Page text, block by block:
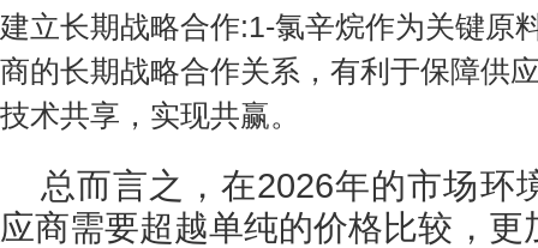
建立长期战略合作:1-氯辛烷作为关键原
商的长期战略合作关系，有利于保障供
技术共享，实现共赢。
总而言之，在2026年的市场环
应商需要超越单纯的价格比较，